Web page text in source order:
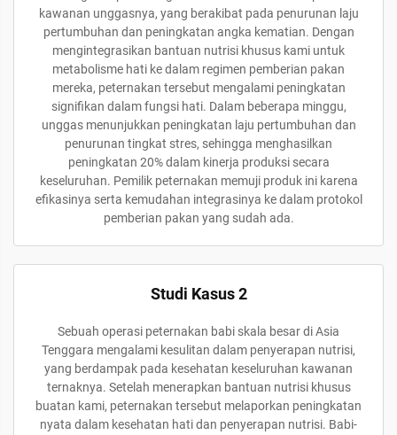
kawanan unggasnya, yang berakibat pada penurunan laju
pertumbuhan dan peningkatan angka kematian. Dengan
mengintegrasikan bantuan nutrisi khusus kami untuk
metabolisme hati ke dalam regimen pemberian pakan
mereka, peternakan tersebut mengalami peningkatan
signifikan dalam fungsi hati. Dalam beberapa minggu,
unggas menunjukkan peningkatan laju pertumbuhan dan
penurunan tingkat stres, sehingga menghasilkan
peningkatan 20% dalam kinerja produksi secara
keseluruhan. Pemilik peternakan memuji produk ini karena
efikasinya serta kemudahan integrasinya ke dalam protokol
pemberian pakan yang sudah ada.
Studi Kasus 2
Sebuah operasi peternakan babi skala besar di Asia
Tenggara mengalami kesulitan dalam penyerapan nutrisi,
yang berdampak pada kesehatan keseluruhan kawanan
ternaknya. Setelah menerapkan bantuan nutrisi khusus
buatan kami, peternakan tersebut melaporkan peningkatan
nyata dalam kesehatan hati dan penyerapan nutrisi. Babi-